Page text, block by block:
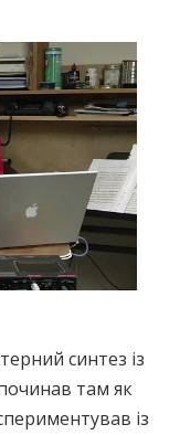
синтез із
там як
із